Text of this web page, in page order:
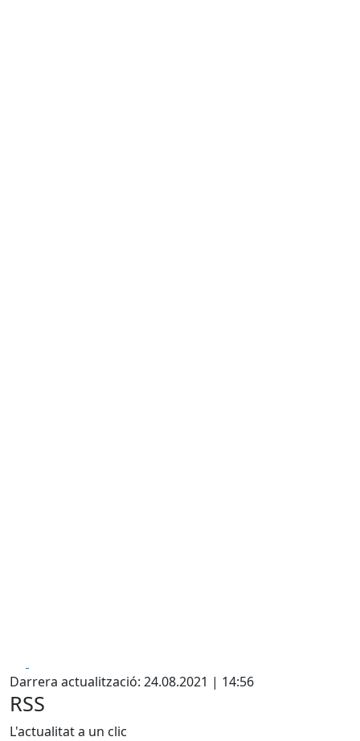
Darrera actualització: 24.08.2021 | 14:56
RSS
L'actualitat a un clic